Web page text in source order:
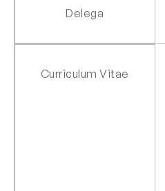
Delega
Curriculum Vitae